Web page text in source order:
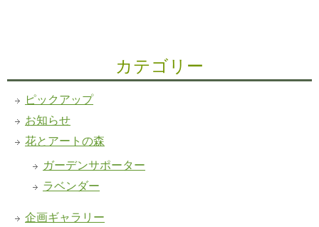
カテゴリー
ピックアップ
お知らせ
花とアートの森
ガーデンサポーター
ラベンダー
企画ギャラリー